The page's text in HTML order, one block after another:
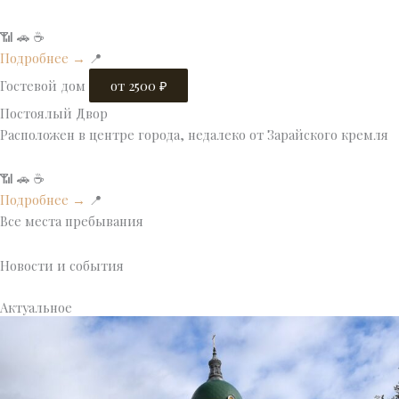
📶 🚗 ☕
Подробнее → 📍
Гостевой дом
от 2500 ₽
Постоялый Двор
Расположен в центре города, недалеко от Зарайского кремля
📶 🚗 ☕
Подробнее → 📍
Все места пребывания
Новости и события
Актуальное